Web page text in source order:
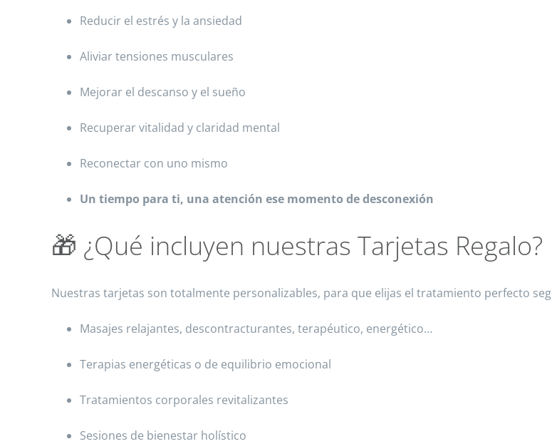
Reducir el estrés y la ansiedad
Aliviar tensiones musculares
Mejorar el descanso y el sueño
Recuperar vitalidad y claridad mental
Reconectar con uno mismo
Un tiempo para ti, una atención ese momento de desconexión
🎁 ¿Qué incluyen nuestras Tarjetas Regalo?
Nuestras tarjetas son totalmente personalizables, para que elijas el tratamiento perfecto
Masajes relajantes, descontracturantes, terapéutico, energético…
Terapias energéticas o de equilibrio emocional
Tratamientos corporales revitalizantes
Sesiones de bienestar holístico